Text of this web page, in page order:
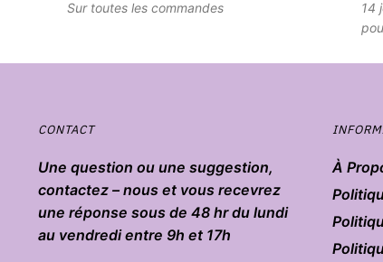
Sur toutes les commandes
14
CONTACT
Une question ou une suggestion,
contactez – nous et vous recevrez
une réponse sous de 48 hr du lundi
au vendredi entre 9h et 17h
À